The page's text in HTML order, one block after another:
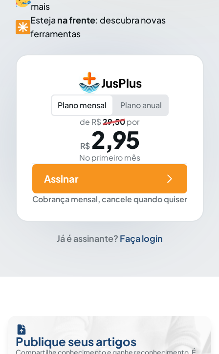
mais
Esteja na frente: descubra novas
ferramentas
JusPlus
Plano mensal
Plano anual
de R$29,50por
R$ 2,95
No primeiro mês
Cobrança mensal, cancele quando quiser
Assinar
Já é assinante? Faça login
Publique seus artigos
Compartilhe conhecimento e ganhe reconhecimento. É